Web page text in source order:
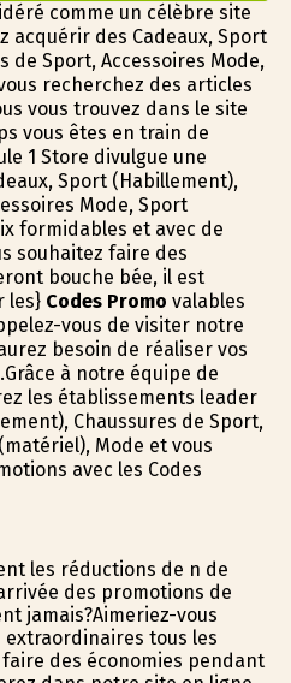
comme un célèbre site
acquérir des Cadeaux, Sport
de Sport, Accessoires Mode,
recherchez des articles
vous trouvez dans le site
vous êtes en train de
1 Store divulgue une
Sport (Habillement),
Mode, Sport
formidables et avec de
souhaitez faire des
bouche bée, il est
les} Codes Promo valables
vous de visiter notre
besoin de réaliser vos
à notre équipe de
les établissements leader
Chaussures de Sport,
Mode et vous
avec les Codes
les réductions de fin de
des promotions de
jamais?Aimeriez-vous
tous les
faire des économies pendant